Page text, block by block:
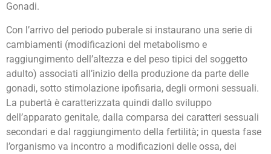
Gonadi.
Con l’arrivo del periodo puberale si instaurano una serie di
cambiamenti (modificazioni del metabolismo e
raggiungimento dell’altezza e del peso tipici del soggetto
adulto) associati all’inizio della produzione da parte delle
gonadi, sotto stimolazione ipofisaria, degli ormoni sessuali.
La pubertà è caratterizzata quindi dallo sviluppo
dell’apparato genitale, dalla comparsa dei caratteri sessuali
secondari e dal raggiungimento della fertilità; in questa fase
l’organismo va incontro a modificazioni delle ossa, dei